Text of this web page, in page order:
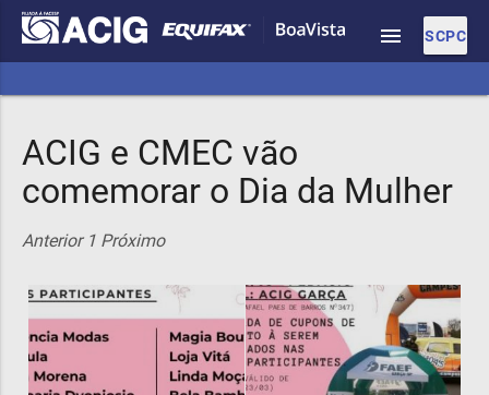
SCPC
menu
ACIG e CMEC vão
comemorar o Dia da Mulher
Anterior 1 Próximo